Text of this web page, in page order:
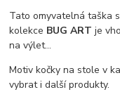
Tato omyvatelná taška
kolekce BUG ARTje
na výlet...
Motiv kočky na stole v
vybrat i další produkty.